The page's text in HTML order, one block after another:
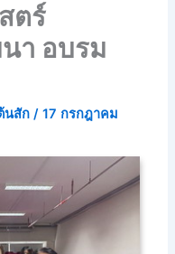
ตร์
า อบรม
นสัก/17 กรกฎาคม